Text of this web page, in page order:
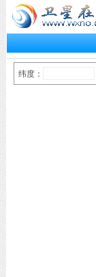
纬度：